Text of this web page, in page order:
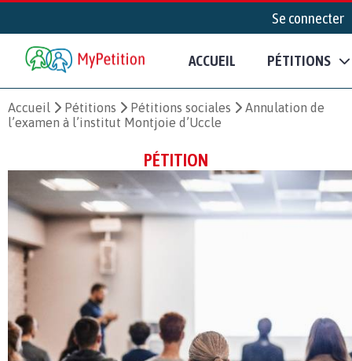
Se connecter
ACCUEIL PÉTITIONS
Accueil Pétitions Pétitions sociales
Annulation de
l’examen à l’institut Montjoie d’Uccle
PÉTITION